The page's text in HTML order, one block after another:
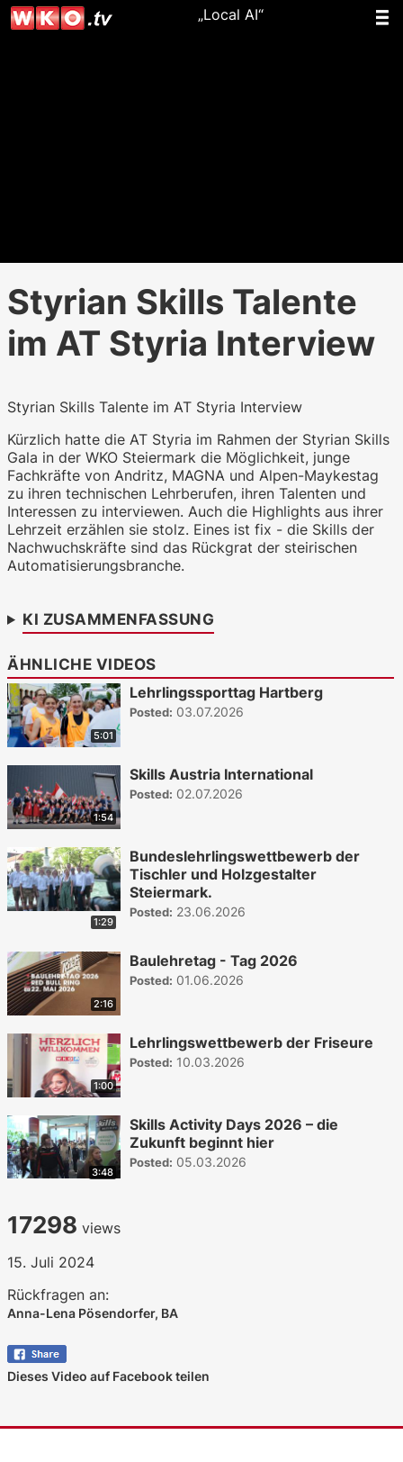
„Local AI“
Styrian Skills Talente
im AT Styria Interview
Styrian Skills Talente im AT Styria Interview
Kürzlich hatte die AT Styria im Rahmen der Styrian Skills
Gala in der WKO Steiermark die Möglichkeit, junge
Fachkräfte von Andritz, MAGNA und Alpen-Maykestag
zu ihren technischen Lehrberufen, ihren Talenten und
Interessen zu interviewen. Auch die Highlights aus ihrer
Lehrzeit erzählen sie stolz. Eines ist fix - die Skills der
Nachwuchskräfte sind das Rückgrat der steirischen
Automatisierungsbranche.
KI ZUSAMMENFASSUNG
ÄHNLICHE VIDEOS
5:01
Lehrlingssporttag Hartberg
Posted: 03.07.2026
1:54
Skills Austria International
Posted: 02.07.2026
1:29
Bundeslehrlingswettbewerb der
Tischler und Holzgestalter
Steiermark.
Posted: 23.06.2026
2:16
Baulehretag - Tag 2026
Posted: 01.06.2026
1:00
Lehrlingswettbewerb der Friseure
Posted: 10.03.2026
3:48
Skills Activity Days 2026 – die
Zukunft beginnt hier
Posted: 05.03.2026
17298 views
15. Juli 2024
Rückfragen an:
Anna-Lena Pösendorfer, BA
Dieses Video auf Facebook teilen
WKO.tv KI (lokales LLM gemma-4-
26b-a4b-it, Blackwell)